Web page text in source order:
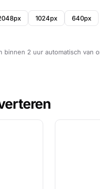
1024px 640px
2 uur automatisch van